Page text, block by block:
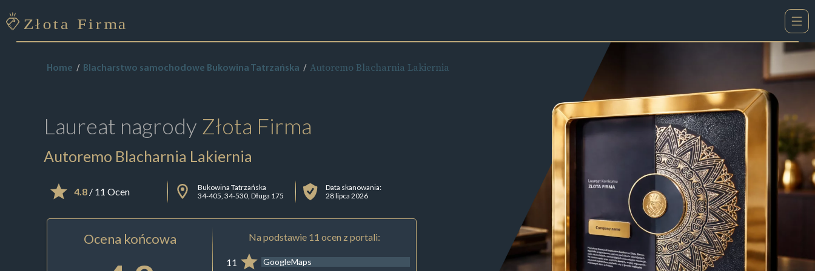
Home Blacharstwo samochodowe Bukowina Tatrzańska Autoremo Blacharnia Lakiernia
Laureat nagrody Złota Firma
Autoremo Blacharnia Lakiernia
4.8/ 11 Ocen
Bukowina Tatrzańska
34-405, 34-530, Długa 175
Data skanowania:
28 lipca 2026
Ocena końcowa Na podstawie 11 ocen z portali:
11 GoogleMaps